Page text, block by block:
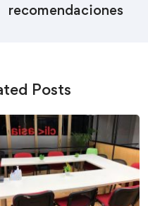
recomendaciones
Posts